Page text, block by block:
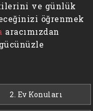
ve günlük
öğrenmek
aracımızdan
2. Ev Konuları